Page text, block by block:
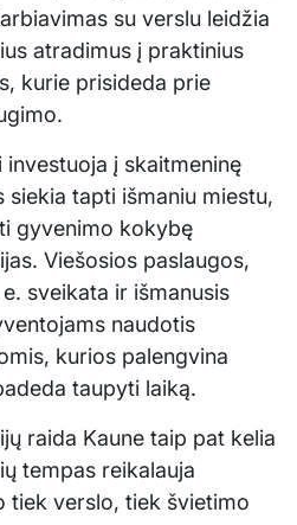
su verslu leidžia
atradimus į praktinius
kurie prisideda prie
į skaitmeninę
tapti išmaniu miestu,
gyvenimo kokybę
Viešosios paslaugos,
sveikata ir išmanusis
naudotis
kurios palengvina
taupyti laiką.
raida Kaune taip pat kelia
tempas reikalauja
tiek verslo, tiek švietimo